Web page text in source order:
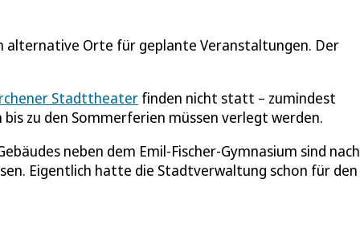
alternative Orte für geplante Veranstaltungen. Der
Stadttheater finden nicht statt – zumindest
zu den Sommerferien müssen verlegt werden.
neben dem Emil-Fischer-Gymnasium sind nach
Eigentlich hatte die Stadtverwaltung schon für den